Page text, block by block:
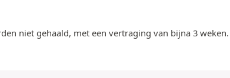
niet gehaald, met een vertraging van bijna 3